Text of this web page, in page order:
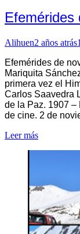
Efemérides
Alihuen2 años atrás
Efemérides de
Mariquita
primera vez el
Carlos Saavedra
de la Paz. 1907 –
de cine. 2 de
Leer más